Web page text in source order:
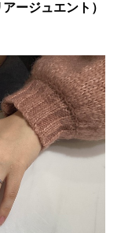
ージュエント）